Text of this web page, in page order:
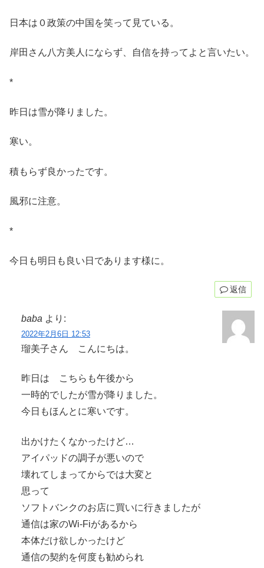
日本は０政策の中国を笑って見ている。
岸田さん八方美人にならず、自信を持ってよと言いたい。
*
昨日は雪が降りました。
寒い。
積もらず良かったです。
風邪に注意。
*
今日も明日も良い日であります様に。
返信
baba より:
2022年2月6日 12:53
瑠美子さん こんにちは。
昨日は こちらも午後から
一時的でしたが雪が降りました。
今日もほんとに寒いです。
出かけたくなかったけど…
アイパッドの調子が悪いので
壊れてしまってからでは大変と
思って
ソフトバンクのお店に買いに行きましたが
通信は家のWi-Fiがあるから
本体だけ欲しかったけど
通信の契約を何度も勧められ